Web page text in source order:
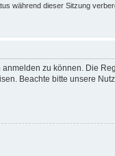
während dieser Sitzung
zu können. Die
Beachte bitte unsere